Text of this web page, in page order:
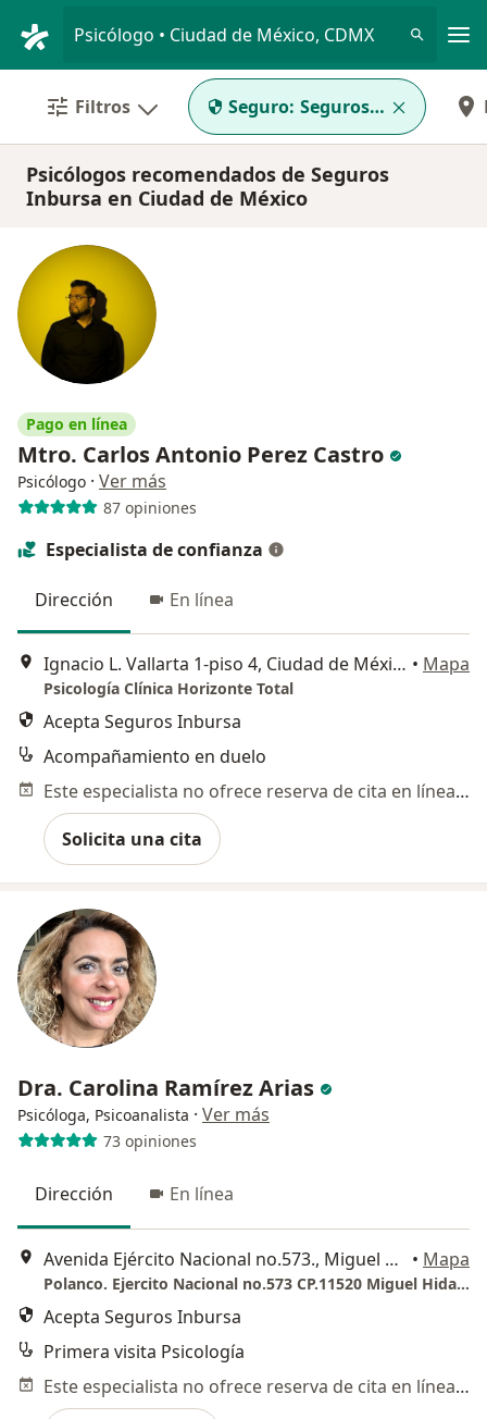
Psicólogo • Ciudad de México, CDMX
Filtros Seguro: Seguros Inbursa
Psicólogos recomendados de Seguros
Inbursa en Ciudad de México
Pago en línea
Mtro. Carlos Antonio Perez Castro
Psicólogo · Ver más
87 opiniones
Especialista de confianza
Dirección En línea
Ignacio L. Vallarta 1-piso 4, Ciudad de México • Mapa
Psicología Clínica Horizonte Total
Acepta Seguros Inbursa
Acompañamiento en duelo
Este especialista no ofrece reserva de cita en línea en esta dirección.
Solicita una cita
Dra. Carolina Ramírez Arias
Psicóloga, Psicoanalista · Ver más
73 opiniones
Dirección En línea
Avenida Ejército Nacional no.573., Miguel Hidalgo • Mapa
Polanco. Ejercito Nacional no.573 CP.11520 Miguel Hidalgo. Colonia Granada.
Acepta Seguros Inbursa
Primera visita Psicología
Este especialista no ofrece reserva de cita en línea en esta dirección.